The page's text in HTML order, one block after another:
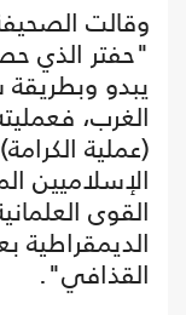
وقالت
"حفتر الذي
يبدو
الغرب،
(عملية
الإسلاميين
القوى
الديمقراطية
القذافي".